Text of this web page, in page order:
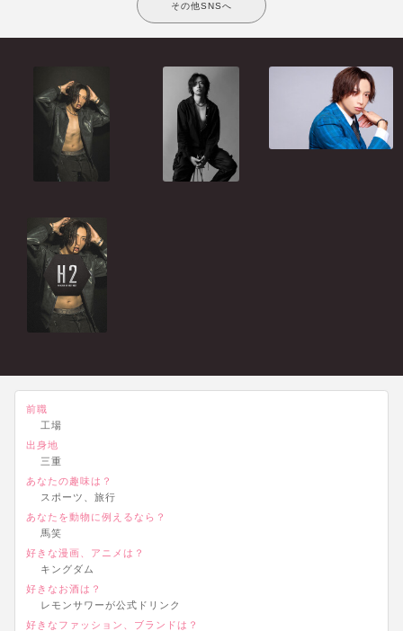
その他SNSへ
前職
工場
出身地
三重
あなたの趣味は？
スポーツ、旅行
あなたを動物に例えるなら？
馬笑
好きな漫画、アニメは？
キングダム
好きなお酒は？
レモンサワーが公式ドリンク
好きなファッション、ブランドは？